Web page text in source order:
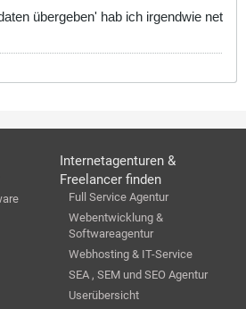
übergeben' hab ich irgendwie net
Internetagenturen &
Freelancer finden
Full Service Agentur
Webentwicklung &
Softwareagentur
Webhosting & IT-Service
SEA , SEM und SEO Agentur
Userübersicht